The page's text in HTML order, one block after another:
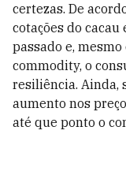
certezas. De
cotações do cacau
passado e,
commodity, o
resiliência. Ainda,
aumento nos
até que ponto o